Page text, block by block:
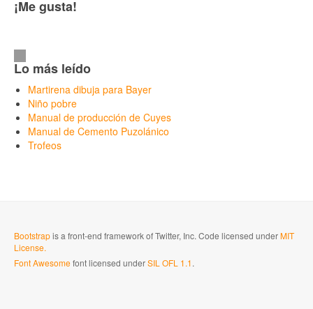
¡Me gusta!
Lo más leído
Martirena dibuja para Bayer
Niño pobre
Manual de producción de Cuyes
Manual de Cemento Puzolánico
Trofeos
Bootstrapis a front-end framework of Twitter, Inc. Code licensed underMIT
License.
Font Awesomefont licensed underSIL OFL 1.1.